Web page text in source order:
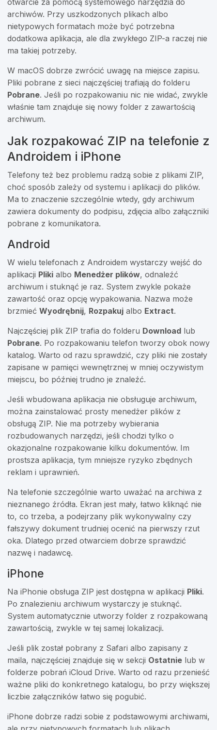
otwarcie za pomocą systemowego narzędzia do
archiwów. Przy uszkodzonych plikach albo
nietypowych formatach może być potrzebna
dodatkowa aplikacja, ale dla zwykłego ZIP-a raczej nie
ma takiej potrzeby.
W macOS dobrze zwrócić uwagę na miejsce zapisu.
Pliki pobrane z sieci najczęściej trafiają do folderu
Pobrane. Jeśli po rozpakowaniu nic nie widać, zwykle
właśnie tam znajduje się nowy folder z zawartością
archiwum.
Jak rozpakować ZIP na telefonie z
Androidem i iPhone
Telefony też bez problemu radzą sobie z plikami ZIP,
choć sposób zależy od systemu i aplikacji do plików.
Ma to znaczenie szczególnie wtedy, gdy archiwum
zawiera dokumenty do podpisu, zdjęcia albo załączniki
pobrane z komunikatora.
Android
W wielu telefonach z Androidem wystarczy wejść do
aplikacji Pliki albo Menedżer plików, odnaleźć
archiwum i stuknąć je raz. System zwykle pokaże
zawartość oraz opcję wypakowania. Nazwa może
brzmieć Wyodrębnij, Rozpakuj albo Extract.
Najczęściej plik ZIP trafia do folderu Download lub
Pobrane. Po rozpakowaniu telefon tworzy obok nowy
katalog. Warto od razu sprawdzić, czy pliki nie zostały
zapisane w pamięci wewnętrznej w mniej oczywistym
miejscu, bo później trudno je znaleźć.
Jeśli wbudowana aplikacja nie obsługuje archiwum,
można zainstalować prosty menedżer plików z
obsługą ZIP. Nie ma potrzeby wybierania
rozbudowanych narzędzi, jeśli chodzi tylko o
okazjonalne rozpakowanie kilku dokumentów. Im
prostsza aplikacja, tym mniejsze ryzyko zbędnych
reklam i uprawnień.
Na telefonie szczególnie warto uważać na archiwa z
nieznanego źródła. Ekran jest mały, łatwo kliknąć nie
to, co trzeba, a podejrzany plik wykonywalny czy
fałszywy dokument trudniej ocenić na pierwszy rzut
oka. Dlatego przed otwarciem dobrze sprawdzić
nazwę i nadawcę.
iPhone
Na iPhonie obsługa ZIP jest dostępna w aplikacji Pliki.
Po znalezieniu archiwum wystarczy je stuknąć.
System automatycznie utworzy folder z rozpakowaną
zawartością, zwykle w tej samej lokalizacji.
Jeśli plik został pobrany z Safari albo zapisany z
maila, najczęściej znajduje się w sekcji Ostatnie lub w
folderze pobrań iCloud Drive. Warto od razu przenieść
ważne pliki do konkretnego katalogu, bo przy większej
liczbie załączników łatwo się pogubić.
iPhone dobrze radzi sobie z podstawowymi archiwami,